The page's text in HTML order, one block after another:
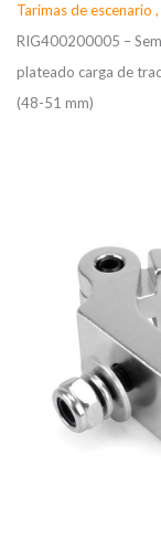
Tarimas de escenario
RIG400200005 –
plateado carga de
(48-51 mm)